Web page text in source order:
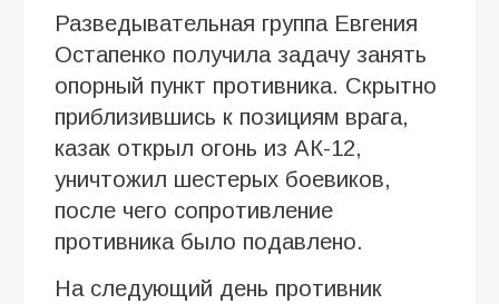
Разведывательная группа Евгения
Остапенко получила задачу занять
опорный пункт противника. Скрытно
приблизившись к позициям врага,
казак открыл огонь из АК-12,
уничтожил шестерых боевиков,
после чего сопротивление
противника было подавлено.
На следующий день противник